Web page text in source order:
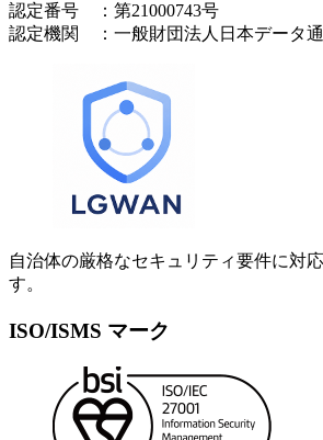
認定番号 ：第21000743号
認定機関 ：一般財団法人日本データ
自治体の厳格なセキュリティ要件に対
す。
ISO/ISMS マーク